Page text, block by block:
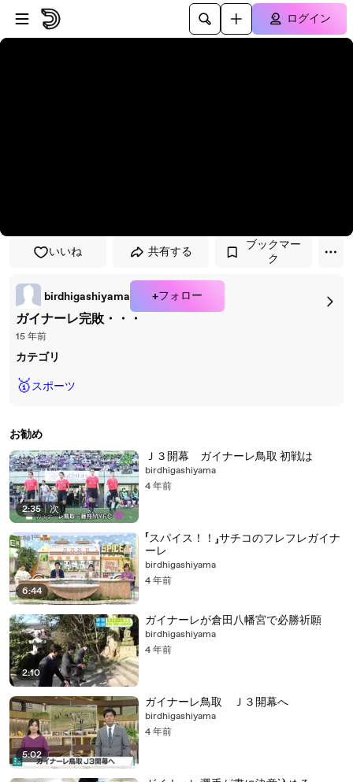
プレイヤーにスキップ
メインコンテンツにスキップ
ログイン
いいね 共有する
ブックマー
ク
birdhigashiyama +フォロー
ガイナーレ完敗・・・
15 年前
カテゴリ
🥇スポーツ
お勧め
2:35 | 次
Ｊ３開幕 ガイナーレ鳥取 初戦は
birdhigashiyama
4 年前
6:44
「スパイス！！」サチコのフレフレガイナ
ーレ
birdhigashiyama
4 年前
2:10
ガイナーレが倉田八幡宮で必勝祈願
birdhigashiyama
4 年前
5:02
ガイナーレ鳥取 Ｊ３開幕へ
birdhigashiyama
4 年前